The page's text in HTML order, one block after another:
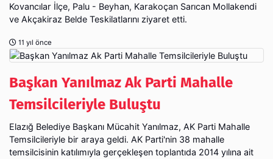
Kovancılar İlçe, Palu - Beyhan, Karakoçan Sarıcan Mollakendi
ve Akçakiraz Belde Teskilatlarını ziyaret etti.
11 yıl önce
Başkan Yanılmaz Ak Parti Mahalle
Temsilcileriyle Buluştu
Elazığ Belediye Başkanı Mücahit Yanılmaz, AK Parti Mahalle
Temsilcileriyle bir araya geldi. AK Parti'nin 38 mahalle
temsilcisinin katılımıyla gerçekleşen toplantıda 2014 yılına ait